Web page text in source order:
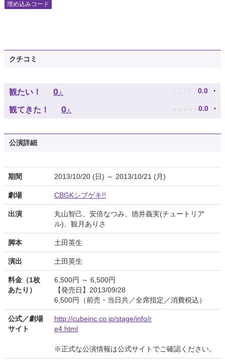
埋め込みコード
クチコミ
観たい！ 0人 ♪ ♪ ♪ ♪ ♪ 0.0
観てきた！ 0人 ★ ★ ★ ★ ★ 0.0
公演詳細
期間 2013/10/20 (日) ～ 2013/10/21 (月)
劇場 CBGKシブゲキ!!
出演
丸山智己、安倍なつみ、徳井義実(チュートリア
ル)、観月ありさ
脚本 土田英生
演出 土田英生
料金（1枚
あたり）
6,500円 ～ 6,500円
【発売日】2013/09/28
6,500円（前売・当日共／全席指定／消費税込）
公式／劇場
サイト
http://cubeinc.co.jp/stage/info/r
e4.html
※正式な公演情報は公式サイトでご確認ください。